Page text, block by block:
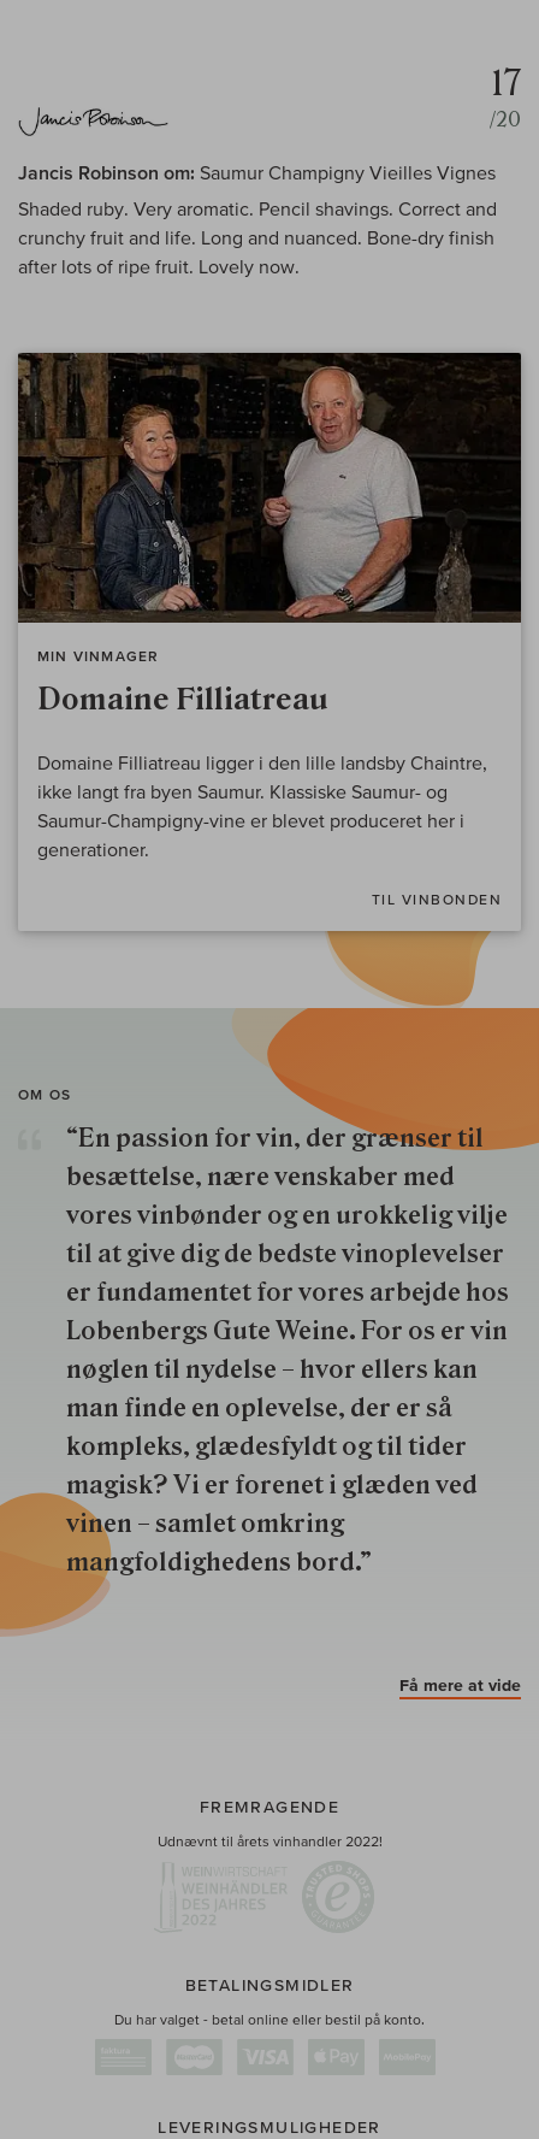
17
/20
Jancis Robinson om: Saumur Champigny Vieilles Vignes
Shaded ruby. Very aromatic. Pencil shavings. Correct and
crunchy fruit and life. Long and nuanced. Bone-dry finish
after lots of ripe fruit. Lovely now.
MIN VINMAGER
Domaine Filliatreau
Domaine Filliatreau ligger i den lille landsby Chaintre,
ikke langt fra byen Saumur. Klassiske Saumur- og
Saumur-Champigny-vine er blevet produceret her i
generationer.
TIL VINBONDEN
OM OS
“En passion for vin, der grænser til
besættelse, nære venskaber med
vores vinbønder og en urokkelig vilje
til at give dig de bedste vinoplevelser
er fundamentet for vores arbejde hos
Lobenbergs Gute Weine. For os er vin
nøglen til nydelse – hvor ellers kan
man finde en oplevelse, der er så
kompleks, glædesfyldt og til tider
magisk? Vi er forenet i glæden ved
vinen – samlet omkring
mangfoldighedens bord.”
Få mere at vide
FREMRAGENDE
Udnævnt til årets vinhandler 2022!
BETALINGSMIDLER
Du har valget - betal online eller bestil på konto.
LEVERINGSMULIGHEDER